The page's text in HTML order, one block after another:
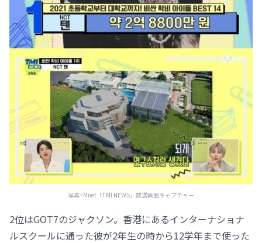
写真=Mnet「TMI NEWS」放送画面キャプチャー
2位はGOT7のジャクソン。香港にあるインターナショナ
ルスクールに通った彼が2年生の時から12学年まで使った